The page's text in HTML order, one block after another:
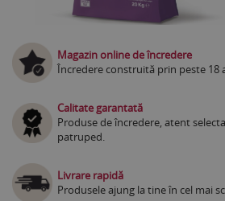
Magazin online de încredere
Încredere construită prin peste 18
Calitate garantată
Produse de încredere, atent
patruped.
Livrare rapidă
Produsele ajung la tine în cel mai